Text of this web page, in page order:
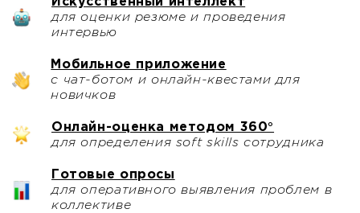
для оценки резюме и проведения
интервью
Мобильное приложение
с чат-ботом и онлайн-квестами для
новичков
Онлайн-оценка методом 360°
для определения soft skills сотрудника
Готовые опросы
для оперативного выявления проблем в
коллективе